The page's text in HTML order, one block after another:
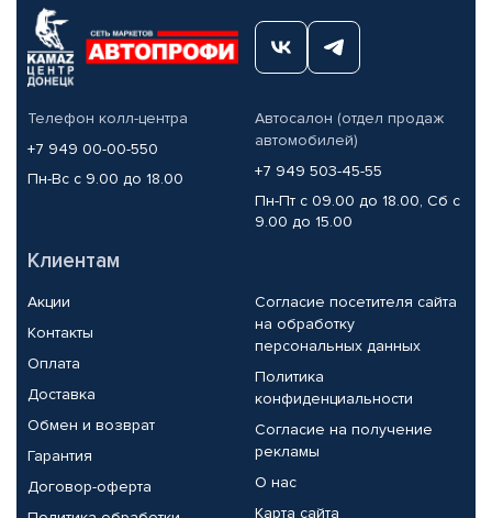
Телефон колл-центра
+7 949 00-00-550
Пн-Вс с 9.00 до 18.00
Автосалон (отдел продаж
автомобилей)
+7 949 503-45-55
Пн-Пт с 09.00 до 18.00, Сб с
9.00 до 15.00
Клиентам
Акции
Контакты
Оплата
Доставка
Обмен и возврат
Гарантия
Договор-оферта
Согласие посетителя сайта
на обработку
персональных данных
Политика
конфиденциальности
Согласие на получение
рекламы
О нас
Карта сайта